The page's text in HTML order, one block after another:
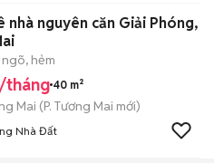
nhà nguyên căn Giải Phóng,
hẻm
tháng 40 m²
Mai (P. Tương Mai mới)
Nhà Đất